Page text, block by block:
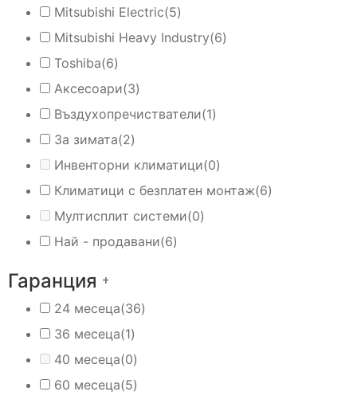
Mitsubishi Electric(5)
Mitsubishi Heavy Industry(6)
Toshiba(6)
Аксесоари(3)
Въздухопречистватели(1)
За зимата(2)
Инвенторни климатици(0)
Климатици с безплатен монтаж(6)
Мултисплит системи(0)
Най - продавани(6)
Гаранция +
24 месеца(36)
36 месеца(1)
40 месеца(0)
60 месеца(5)